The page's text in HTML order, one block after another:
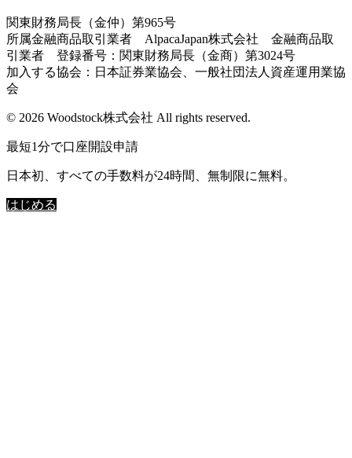
関東財務局長（金仲）第965号
所属金融商品取引業者 AlpacaJapan株式会社 金融商品取
引業者 登録番号：関東財務局長（金商）第3024号
加入する協会：日本証券業協会、一般社団法人資産運用業協
会
© 2026 Woodstock株式会社 All rights reserved.
最短1分で口座開設申請
日本初、すべての手数料が24時間、無制限に無料。
はじめる